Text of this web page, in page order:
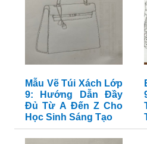
Mẫu Vẽ Túi Xách Lớp
9: Hướng Dẫn Đầy
Đủ Từ A Đến Z Cho
Học Sinh Sáng Tạo